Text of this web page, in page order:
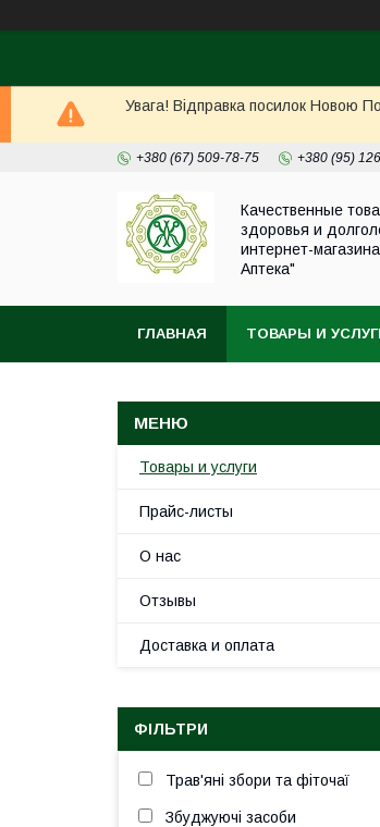
Увага! Відправка посилок Новою
+380 (67) 509-78-75 +380 (95)
Качественные
здоровья и
интернет-
Аптека"
ГЛАВНАЯ ТОВАРЫ И
Товары и услуги
Прайс-листы
О нас
Отзывы
Доставка и оплата
ФІЛЬТРИ
Трав'яні збори та фіточаї
Збуджуючі засоби